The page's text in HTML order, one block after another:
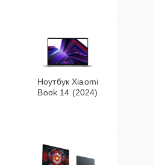
Ноутбук Xiaomi
Book 14 (2024)